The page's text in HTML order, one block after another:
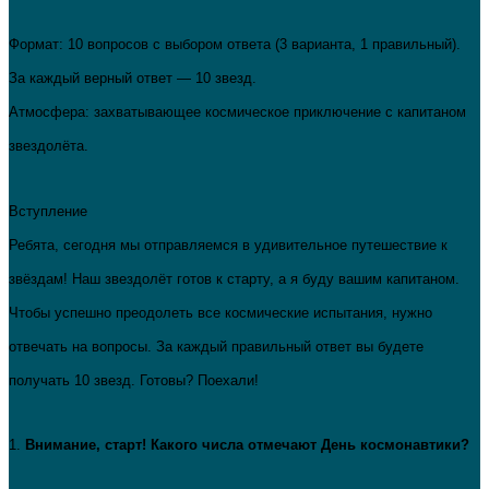
Формат: 10 вопросов с выбором ответа (3 варианта, 1 правильный).
За каждый верный ответ — 10 звезд.
Атмосфера: захватывающее космическое приключение с капитаном
звездолёта.
Вступление
Ребята, сегодня мы отправляемся в удивительное путешествие к
звёздам! Наш звездолёт готов к старту, а я буду вашим капитаном.
Чтобы успешно преодолеть все космические испытания, нужно
отвечать на вопросы. За каждый правильный ответ вы будете
получать 10 звезд. Готовы? Поехали!
1. Внимание, старт! Какого числа отмечают День космонавтики?